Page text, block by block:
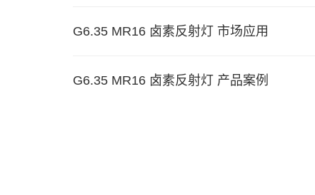
G6.35 MR16 卤素反射灯 市场应用
G6.35 MR16 卤素反射灯 产品案例